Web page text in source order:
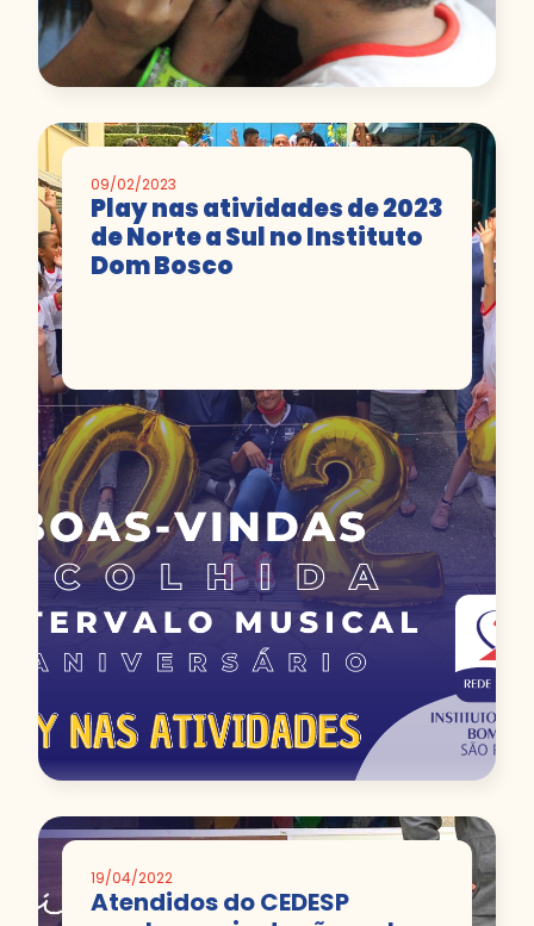
09/02/2023
Play nas atividades de 2023
de Norte a Sul no Instituto
Dom Bosco
19/04/2022
Atendidos do CEDESP